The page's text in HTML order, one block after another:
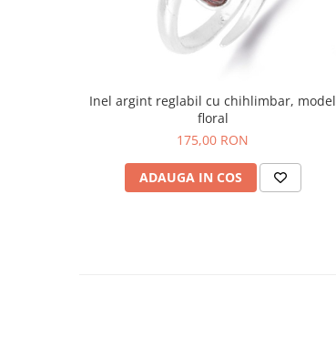
Inel argint reglabil cu chihlimbar, model
floral
175,00 RON
ADAUGA IN COS